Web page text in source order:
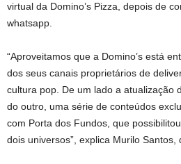
virtual da Domino’s Pizza, depois de
whatsapp.
“Aproveitamos que a Domino’s está
dos seus canais proprietários de
cultura pop. De um lado a atualização
do outro, uma série de conteúdos
com Porta dos Fundos, que
dois universos”, explica Murilo Santos,